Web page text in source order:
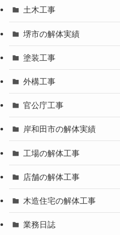
土木工事
堺市の解体実績
塗装工事
外構工事
官公庁工事
岸和田市の解体実績
工場の解体工事
店舗の解体工事
木造住宅の解体工事
業務日誌